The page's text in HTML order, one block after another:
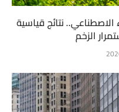
الاصطناعي.. نتائج قياسية
الزخم